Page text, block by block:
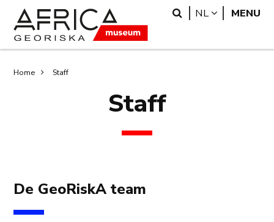
Overslaan
naar
de
search
Search
NL LANGUAGE
MENU
Kruimelpad
Home Staff
Staff
De GeoRiskA team